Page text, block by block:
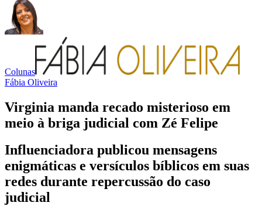
Colunas
Fábia Oliveira
Virginia manda recado misterioso em
meio à briga judicial com Zé Felipe
Influenciadora publicou mensagens
enigmáticas e versículos bíblicos em suas
redes durante repercussão do caso
judicial